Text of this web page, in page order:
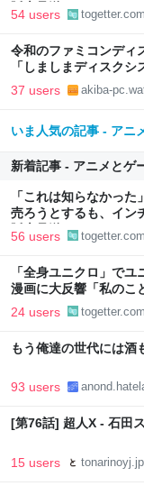
販売見送りに
54 users togetter.com
令和のファミコンディ
「しましまディスクシ
37 users akiba-
いま人気の記事 - アニ
新着記事 - アニメとゲ
「これは知らなかっ
売ろうとするも、イン
販売見送りに
56 users togetter.com
「全身ユニクロ」で
漫画に大反響「私のこ
と」
24 users togetter.com
もう俺達の世代には酒
93 users
[第76話] 超人X - 石田
15 users tonarinoyj.jp